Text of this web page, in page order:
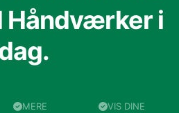
Håndværker i
MERE
VIS DINE